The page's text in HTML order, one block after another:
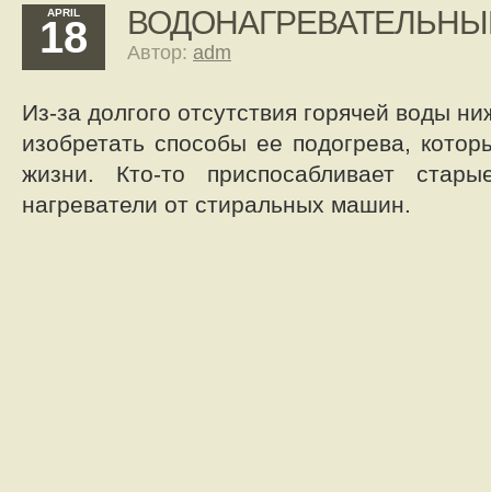
APRIL
18 Автор: adm
Из-за долгого отсутствия горячей воды
изобретать способы ее подогрева,
жизни. Кто-то приспосабливает
нагреватели от стиральных машин.